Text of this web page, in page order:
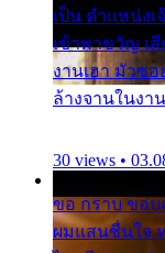
เป็น ตำแหน่ง
เข้าพาขวัญ เ
งานเฮา มัวซ
ล้างจานในงา
30 views •
ขอ กราบ ขอ
ผมแสนชื่นใจ ห